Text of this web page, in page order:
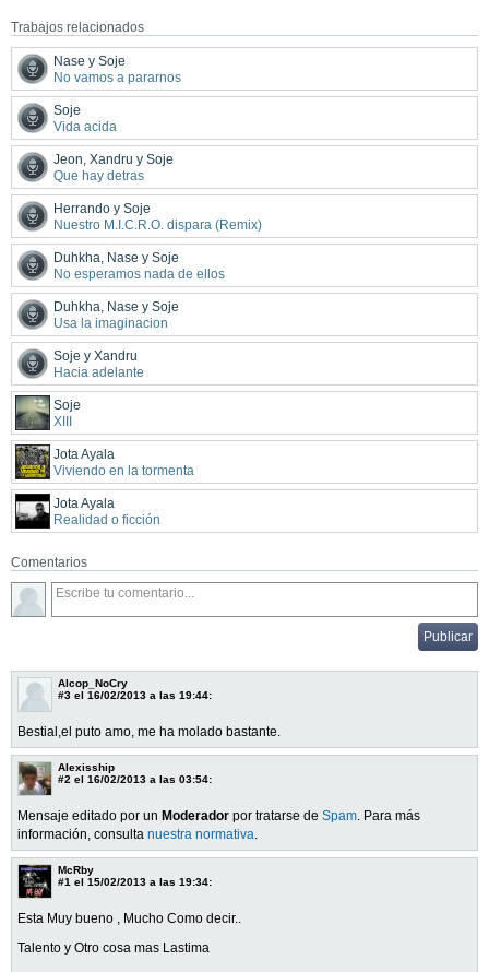
Trabajos relacionados
Nase y Soje
No vamos a pararnos
Soje
Vida acida
Jeon, Xandru y Soje
Que hay detras
Herrando y Soje
Nuestro M.I.C.R.O. dispara (Remix)
Duhkha, Nase y Soje
No esperamos nada de ellos
Duhkha, Nase y Soje
Usa la imaginacion
Soje y Xandru
Hacia adelante
Soje
XIII
Jota Ayala
Viviendo en la tormenta
Jota Ayala
Realidad o ficción
Comentarios
Alcop_NoCry
#3 el 16/02/2013 a las 19:44:
Bestial,el puto amo, me ha molado bastante.
Alexisship
#2 el 16/02/2013 a las 03:54:
Mensaje editado por un Moderador por tratarse de Spam . Para más
información, consulta nuestra normativa
McRby
#1 el 15/02/2013 a las 19:34:
Esta Muy bueno , Mucho Como decir..
Talento y Otro cosa mas Lastima